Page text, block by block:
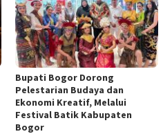
Bupati Bogor Dorong
Pelestarian Budaya dan
Ekonomi Kreatif, Melalui
Festival Batik Kabupaten
Bogor